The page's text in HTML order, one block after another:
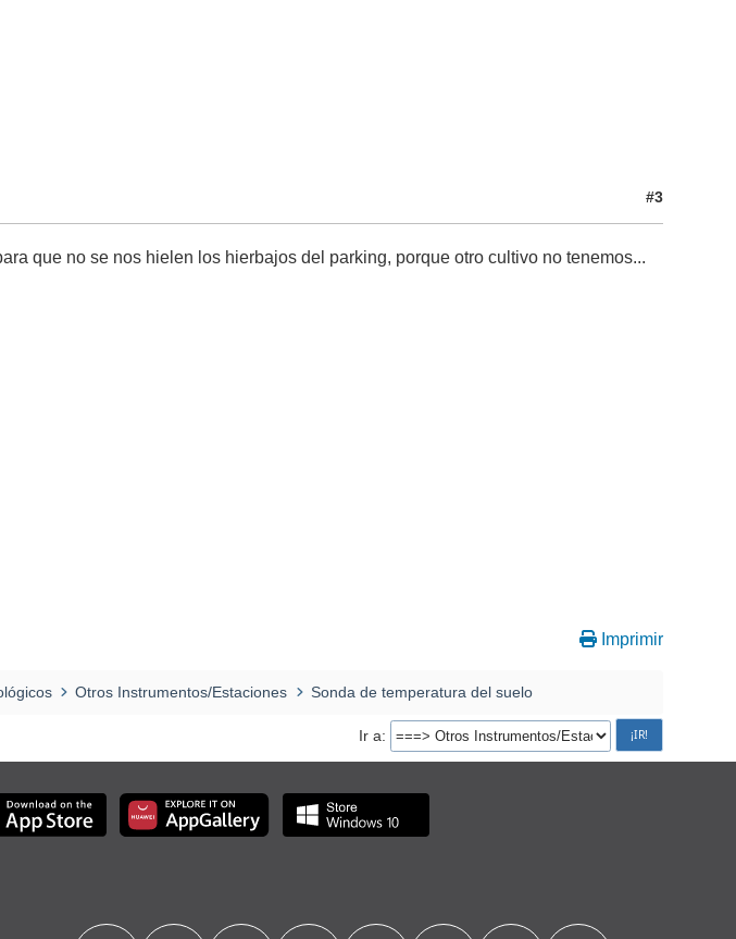
#3
que no se nos hielen los hierbajos del parking, porque otro cultivo no tenemos...
Imprimir
Otros Instrumentos/Estaciones Sonda de temperatura del suelo
Ir a